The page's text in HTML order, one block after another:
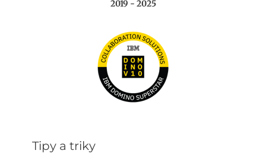
2019 - 2025
Tipy a triky